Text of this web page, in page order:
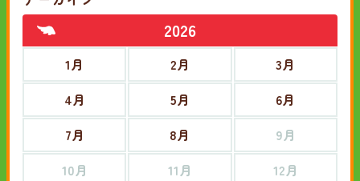
2026
1月 2月
3月
4月
5月
6月
7月
8月
9月
10月
11月 12月